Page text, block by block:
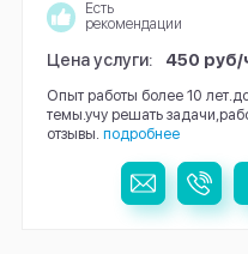
Есть
рекомендации
Цена услуги: 450 руб/
Опыт работы более 10
темы.учу решать
отзывы. подробнее